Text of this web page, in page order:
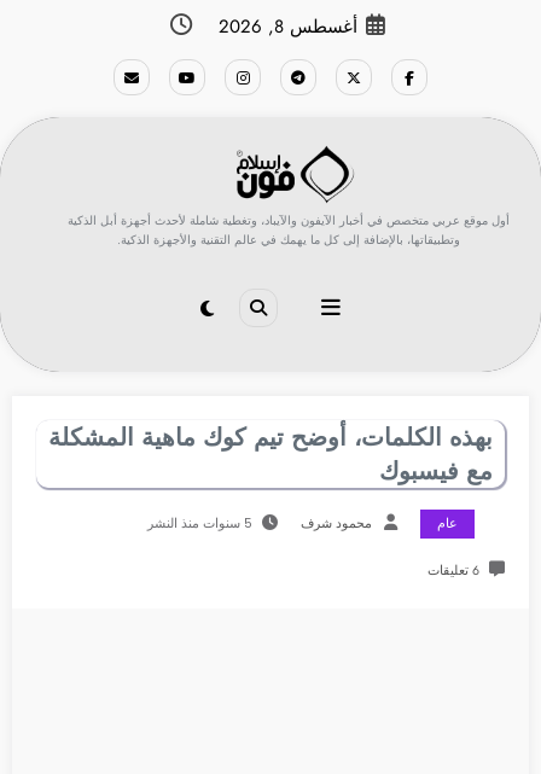
أغسطس 8, 2026
أول موقع عربي متخصص في أخبار الآيفون والآيباد، وتغطية شاملة لأحدث أجهزة أبل الذكية
وتطبيقاتها، بالإضافة إلى كل ما يهمك في عالم التقنية والأجهزة الذكية.
بهذه الكلمات، أوضح تيم كوك ماهية المشكلة
مع فيسبوك
عام محمود شرف 5 سنوات منذ النشر
6 تعليقات